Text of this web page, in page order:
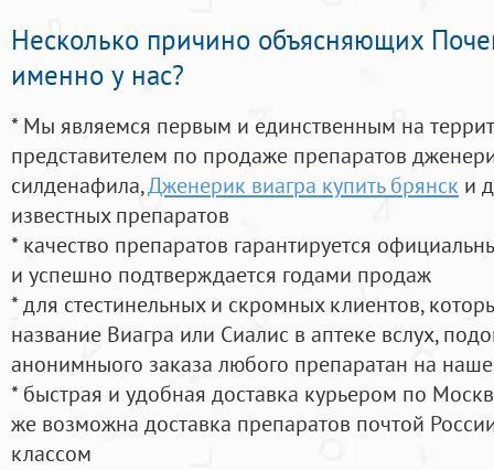
Несколько причино объясняющих
именно у нас?
* Мы являемся первым и единственным на
представителем по продаже препаратов
силденафила,Дженерик виагра купить брянск и
известных препаратов
* качество препаратов гарантируется
и успешно подтверждается годами продаж
* для стестинельных и скромных клиентов,
название Виагра или Сиалис в аптеке вслух,
анонимныого заказа любого препаратан на
* быстрая и удобная доставка курьером по
же возможна доставка препаратов почтой
классом